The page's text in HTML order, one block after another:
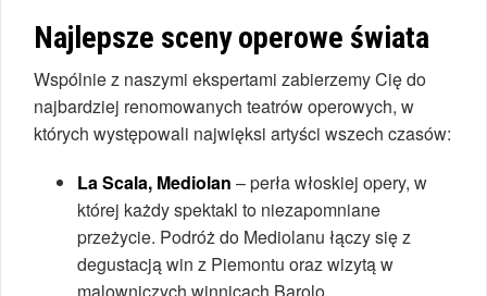
Najlepsze sceny operowe świata
Wspólnie z naszymi ekspertami zabierzemy Cię do
najbardziej renomowanych teatrów operowych, w
których występowali najwięksi artyści wszech czasów:
La Scala, Mediolan – perła włoskiej opery, w
której każdy spektakl to niezapomniane
przeżycie. Podróż do Mediolanu łączy się z
degustacją win z Piemontu oraz wizytą w
malowniczych winnicach Barolo.